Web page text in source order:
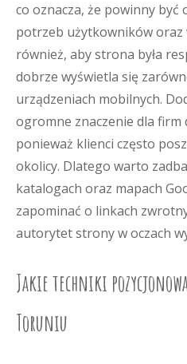
co oznacza, że powinny być
potrzeb użytkowników oraz
również, aby strona była
dobrze wyświetla się
urządzeniach mobilnych.
ogromne znaczenie dla firm
ponieważ klienci często
okolicy. Dlatego warto
katalogach oraz mapach
zapominać o linkach
autorytet strony w oczach
Jakie techniki
Toruniu